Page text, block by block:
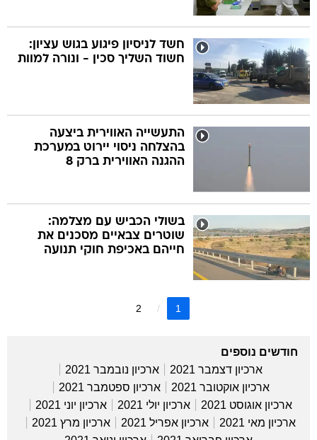
חשד לניסיון פיגוע בגוש עציון:
חשוד השליך סכין - ונורה למוות
התעשייה האווירית ביצעה
בהצלחה ניסוי יירוט במערכת
ההגנה האווירית ברק 8
בשולי הכביש עם מצלמה:
שוטרים צבאיים מסכנים את
חייהם באכיפת חוקי תנועה
1
2
חודשים נוספים
ארכיון דצמבר 2021
ארכיון נובמבר 2021
ארכיון אוקטובר 2021
ארכיון ספטמבר 2021
ארכיון אוגוסט 2021
ארכיון יולי 2021
ארכיון יוני 2021
ארכיון מאי 2021
ארכיון אפריל 2021
ארכיון מרץ 2021